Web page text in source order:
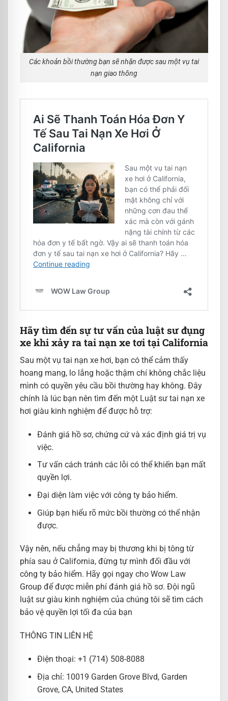
Các khoản bồi thường bạn sẽ nhận được sau một vụ tai
nạn giao thông
Hãy tìm đến sự tư vấn của luật sư đụng
xe khi xảy ra tai nạn xe tơi tại California
Sau một vụ tai nạn xe hơi, bạn có thể cảm thấy
hoang mang, lo lắng hoặc thậm chí không chắc liệu
mình có quyền yêu cầu bồi thường hay không. Đây
chính là lúc bạn nên tìm đến một Luật sư tai nạn xe
hơi giàu kinh nghiệm để được hỗ trợ:
Đánh giá hồ sơ, chứng cứ và xác định giá trị vụ
việc.
Tư vấn cách tránh các lỗi có thể khiến bạn mất
quyền lợi.
Đại diện làm việc với công ty bảo hiểm.
Giúp bạn hiểu rõ mức bồi thường có thể nhận
được.
Vậy nên, nếu chẳng may bị thương khi bị tông từ
phía sau ở California, đừng tự mình đối đầu với
công ty bảo hiểm. Hãy gọi ngay cho Wow Law
Group để được miễn phí đánh giá hồ sơ. Đội ngũ
luật sư giàu kinh nghiệm của chúng tôi sẽ tìm cách
bảo vệ quyền lợi tối đa của bạn
THÔNG TIN LIÊN HỆ
Điện thoại: +1 (714) 508-8088
Địa chỉ: 10019 Garden Grove Blvd, Garden
Grove, CA, United States